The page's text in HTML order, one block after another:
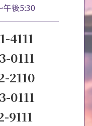
午後5:30
4111
0111
2110
0111
9111